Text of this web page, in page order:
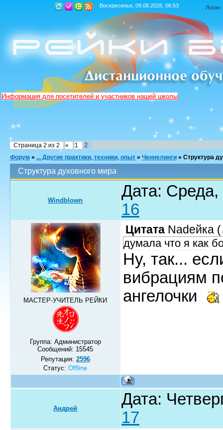
Воскресенье, 09.08.2026, 06:53 Логин:
Информация для посетителей и участников нашей школы
Страница 2 из 2 « 1 2
Форум » ... Другие практики, техники, опыт » Ченнелинги » Структура
Структура духовного мира
Windblown
Дата:
16
МАСТЕР-УЧИТЕЛЬ РЕЙКИ
Группа: Администратор
Сообщений: 15545
Репутация: 2596
Статус:Offline
Цитата Nadeйка (
думала что я как
Ну, так...
вибрациям
ангелочки
Андрей
Дата:
17